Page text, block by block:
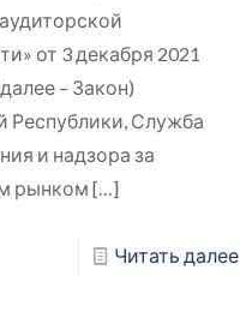
от 3 декабря 2021
– Закон)
Республики, Служба
и надзора за
рынком […]
Читать далее